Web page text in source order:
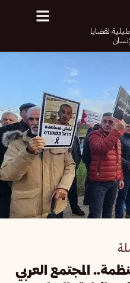
لقضايا
المجتمع العربي